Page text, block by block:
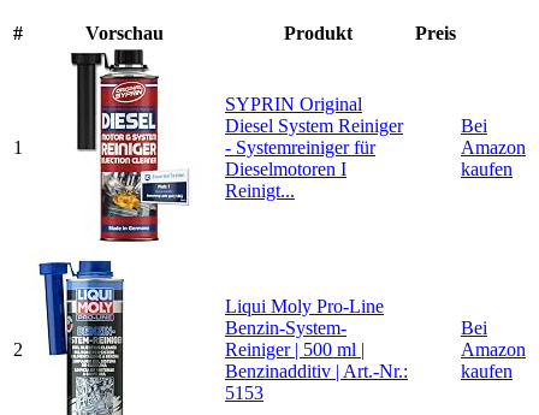
# Vorschau Produkt Preis
1
SYPRIN Original
Diesel System Reiniger
- Systemreiniger für
Dieselmotoren I
Reinigt...
Bei
Amazon
kaufen
2
Liqui Moly Pro-Line
Benzin-System-
Reiniger | 500 ml |
Benzinadditiv | Art.-Nr.:
5153
Bei
Amazon
kaufen